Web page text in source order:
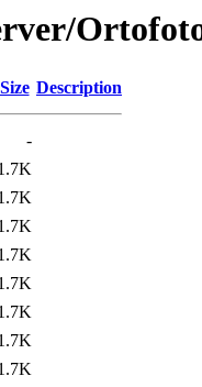
Size Description
-